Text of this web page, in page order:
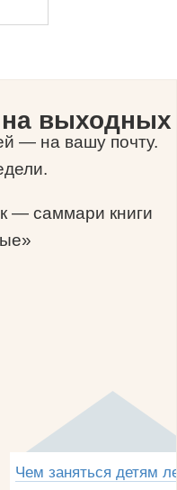
на выходных
— на вашу почту.
— саммари книги
Чем заняться детям